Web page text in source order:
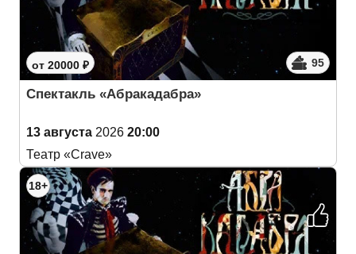
от 20000 ₽ 95
Спектакль «Абракадабра»
13 августа 2026 20:00
Театр «Crave»
18+